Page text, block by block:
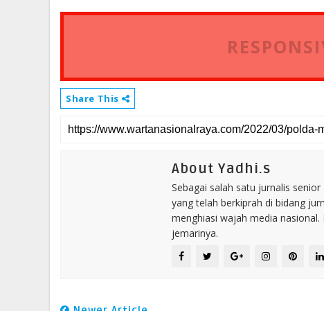
Share This
About Yadhi.s
Sebagai salah satu jurnalis
yang telah berkiprah di bidang
menghiasi wajah media
jemarinya.